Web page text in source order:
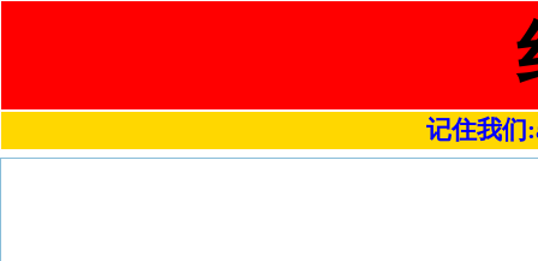
记住我们